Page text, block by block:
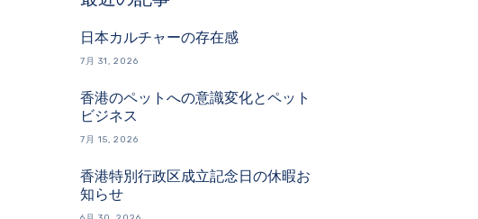
日本カルチャーの存在感
7月 31, 2026
香港のペットへの意識変化とペット
ビジネス
7月 15, 2026
香港特別行政区成立記念日の休暇お
知らせ